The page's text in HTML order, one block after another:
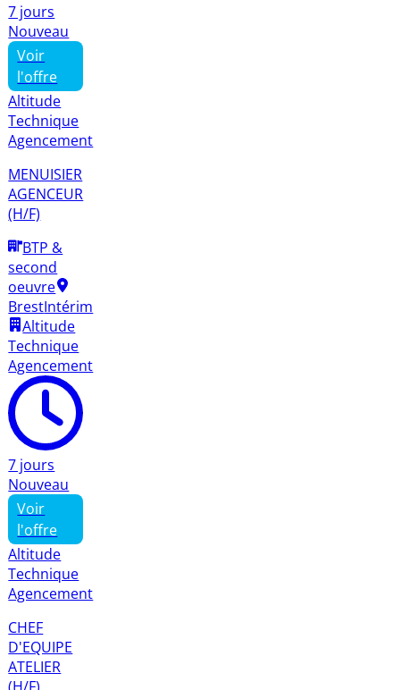
7 jours
Nouveau
Voir
l'offre
Altitude
Technique
Agencement
MENUISIER
AGENCEUR
(H/F)
BTP &
second
oeuvre
BrestIntérim
Altitude
Technique
Agencement
7 jours
Nouveau
Voir
l'offre
Altitude
Technique
Agencement
CHEF
D'EQUIPE
ATELIER
(H/F)